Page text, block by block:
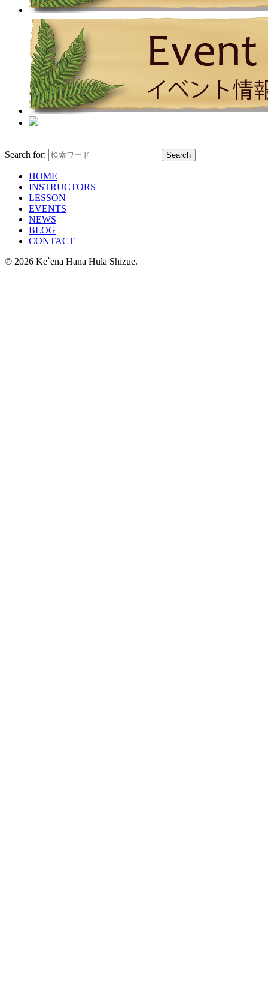
Search for:
HOME
INSTRUCTORS
LESSON
EVENTS
NEWS
BLOG
CONTACT
© 2026 Ke`ena Hana Hula Shizue.